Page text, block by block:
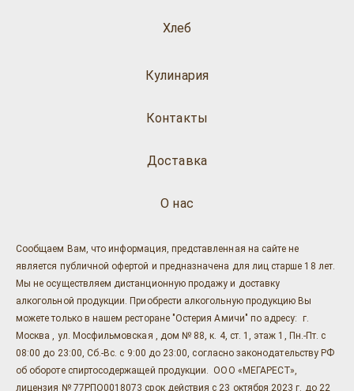
Хлеб
Кулинария
О нас
Доставка
Контакты
Сообщаем Вам, что информация, представленная на сайте не
является публичной офертой и предназначена для лиц старше 18 лет.
Мы не осуществляем дистанционную продажу и доставку
алкогольной продукции. Приобрести алкогольную продукцию Вы
можете только в нашем ресторане "Остерия Амичи" по адресу: г.
Москва , ул. Мосфильмовская , дом № 88, к. 4, ст. 1, этаж 1, Пн.-Пт. с
08:00 до 23:00, Сб.-Вс. с 9:00 до 23:00, согласно законодательству РФ
об обороте спиртосодержащей продукции. ООО «МЕГАРЕСТ»,
лицензия № 77РПО0018073 срок действия с 23 октября 2023 г. до 22